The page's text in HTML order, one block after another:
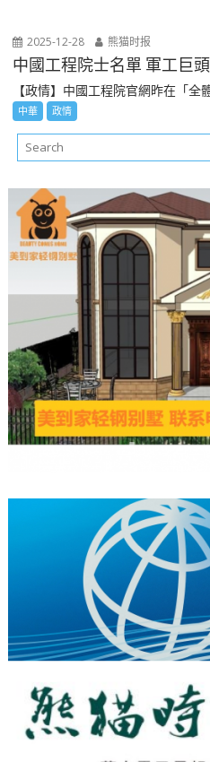
2025-12-28 熊猫时报
中國工程院士名單 軍工巨
【政情】中國工程院官網昨在「全
中華 政情